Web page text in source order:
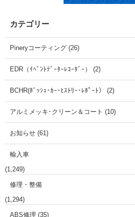
カテゴリー
Pineryコーティング (26)
EDR（ｲﾍﾞﾝﾄﾃﾞｰﾀｰﾚｺｰﾀﾞｰ） (2)
BCHR(ﾎﾞｯｼｭ･ｶｰ･ﾋｽﾄﾘｰ･ﾚﾎﾟｰﾄ） (2)
アルミメッキ･クリーン＆コート (10)
お知らせ (61)
輸入車
(1,249)
修理・整備
(1,294)
ABS修理 (35)